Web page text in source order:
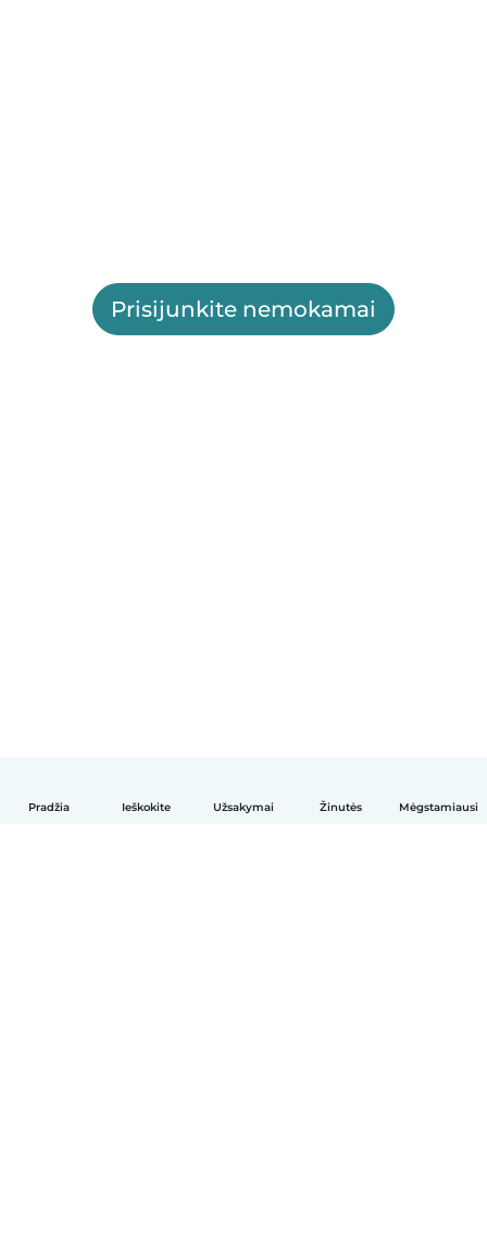
Pradžia Ieškokite Užsakymai Žinutės Mėgstamiausi
Prisijunkite nemokamai